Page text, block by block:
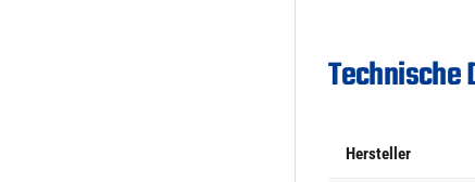
Technische
Hersteller